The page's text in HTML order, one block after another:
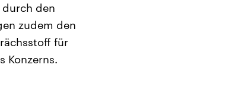
den
zudem den
für
Konzerns.